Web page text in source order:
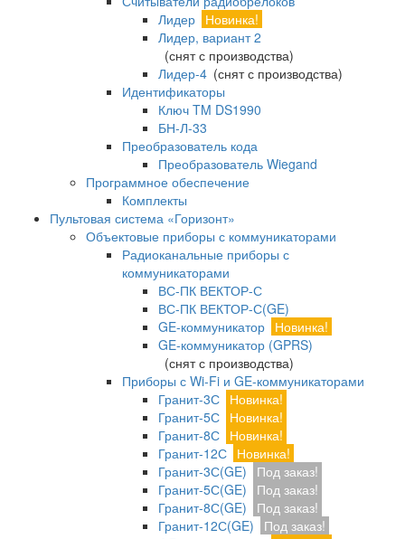
Лидер Новинка!
Лидер, вариант 2
(снят с производства)
Лидер-4 (снят с производства)
Идентификаторы
Ключ TM DS1990
БН-Л-33
Преобразователь кода
Преобразователь Wiegand
Программное обеспечение
Комплекты
Пультовая система «Горизонт»
Объектовые приборы с коммуникаторами
Радиоканальные приборы с
коммуникаторами
ВС-ПК ВЕКТОР-С
ВС-ПК ВЕКТОР-С(GE)
GE-коммуникатор Новинка!
GE-коммуникатор (GPRS)
(снят с производства)
Приборы с Wi-Fi и GE-коммуникаторами
Гранит-3С Новинка!
Гранит-5С Новинка!
Гранит-8С Новинка!
Гранит-12С Новинка!
Гранит-3С(GE)
Под заказ!
Гранит-5С(GE)
Под заказ!
Гранит-8С(GE)
Под заказ!
Гранит-12С(GE)
Под заказ!